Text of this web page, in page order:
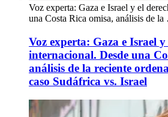
Voz experta: Gaza e Israel y el
una Costa Rica omisa, análisis de
Voz experta: Gaza e Israel y
internacional. Desde una
análisis de la reciente
caso Sudáfrica vs. Israel